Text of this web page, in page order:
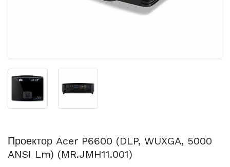
Проектор Acer P6600 (DLP, WUXGA, 5000
ANSI Lm) (MR.JMH11.001)